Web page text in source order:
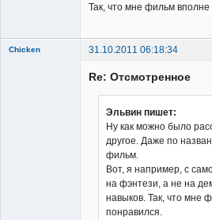
Так, что мне фильм вполне
Chicken
31.10.2011 06:18:34
Re: Отсмотренное
Эльвин пишет:
Ну как можно было
другое. Даже по
фильм.
Вот, я например, с
на фэнтези, а не на
навыков. Так, что мне
понравился.